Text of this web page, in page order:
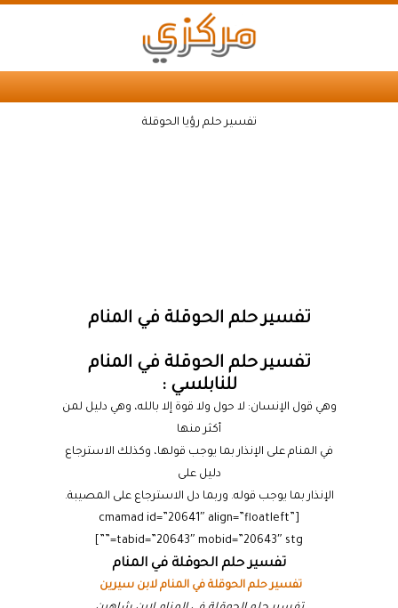
تفسير حلم رؤيا الحوقلة
تفسير حلم الحوقلة في المنام
تفسير حلم الحوقلة في المنام
للنابلسي :
وهي قول الإنسان: لا حول ولا قوة إلا بالله، وهي دليل لمن
أكثر منها
في المنام على الإنذار بما يوجب قولها، وكذلك الاسترجاع
دليل على
الإنذار بما يوجب قوله. وربما دل الاسترجاع على المصيبة.
[cmamad id=”20641″ align=”floatleft”
tabid=”20643″ mobid=”20643″ stg=””]
تفسير حلم الحوقلة في المنام
تفسير حلم الحوقلة في المنام لابن سيرين